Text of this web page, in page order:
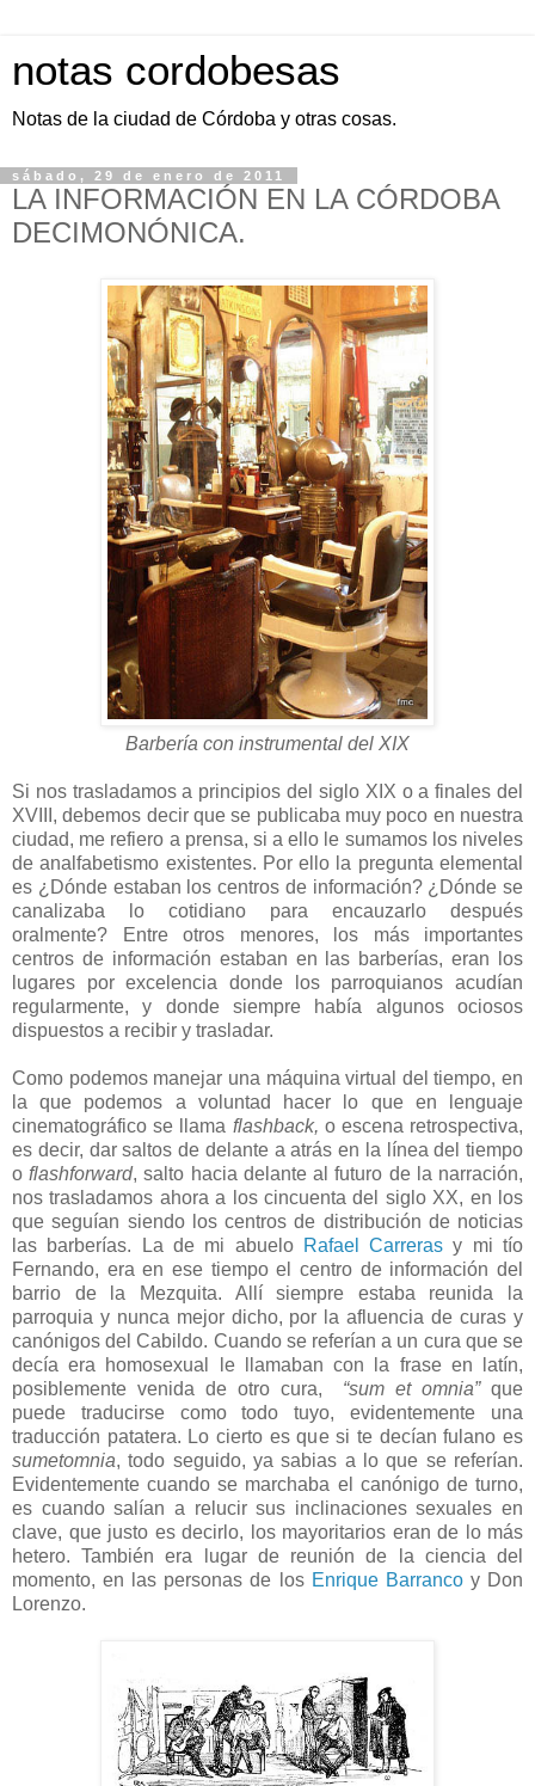
notas cordobesas
Notas de la ciudad de Córdoba y otras cosas.
sábado, 29 de enero de 2011
LA INFORMACIÓN EN LA CÓRDOBA
DECIMONÓNICA.
Barbería con instrumental del XIX
Si nos trasladamos a principios del siglo XIX o a finales del
XVIII, debemos decir que se publicaba muy poco en nuestra
ciudad, me refiero a prensa, si a ello le sumamos los niveles
de analfabetismo existentes. Por ello la pregunta elemental
es ¿Dónde estaban los centros de información? ¿Dónde se
canalizaba lo cotidiano para encauzarlo después
oralmente? Entre otros menores, los más importantes
centros de información estaban en las barberías, eran los
lugares por excelencia donde los parroquianos acudían
regularmente, y donde siempre había algunos ociosos
dispuestos a recibir y trasladar.
Como podemos manejar una máquina virtual del tiempo, en
la que podemos a voluntad hacer lo que en lenguaje
cinematográfico se llama flashback, o escena retrospectiva,
es decir, dar saltos de delante a atrás en la línea del tiempo
oflashforward, salto hacia delante al futuro de la narración,
nos trasladamos ahora a los cincuenta del siglo XX, en los
que seguían siendo los centros de distribución de noticias
las barberías. La de mi abuelo Rafael Carreras y mi tío
Fernando, era en ese tiempo el centro de información del
barrio de la Mezquita. Allí siempre estaba reunida la
parroquia y nunca mejor dicho, por la afluencia de curas y
canónigos del Cabildo. Cuando se referían a un cura que se
decía era homosexual le llamaban con la frase en latín,
posiblemente venida de otro cura, “sum et omnia”que
puede traducirse como todo tuyo, evidentemente una
traducción patatera. Lo cierto es que si te decían fulano es
sumetomnia, todo seguido, ya sabias a lo que se referían.
Evidentemente cuando se marchaba el canónigo de turno,
es cuando salían a relucir sus inclinaciones sexuales en
clave, que justo es decirlo, los mayoritarios eran de lo más
hetero. También era lugar de reunión de la ciencia del
momento, en las personas de los Enrique Barrancoy Don
Lorenzo.